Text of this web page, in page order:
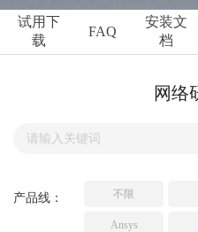
Ansys
Perforce
TESSY
亿道动态
市场活动
技术文档
网络研讨会
试用下
载
FAQ
安装文
档
网络
产品线： 不限
Ansys